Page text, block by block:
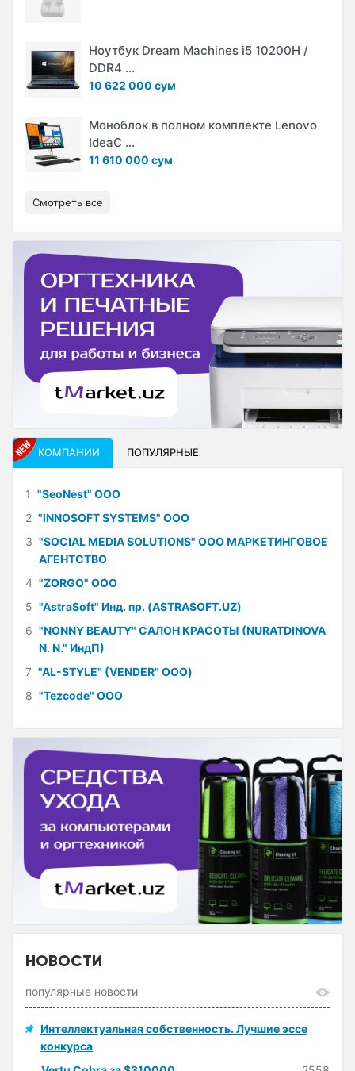
Ноутбук Dream Machines i5 10200H /
DDR4 ...
10 622 000 сум
Моноблок в полном комплекте Lenovo
IdeaC ...
11 610 000 сум
Смотреть все
КОМПАНИИ ПОПУЛЯРНЫЕ
1 "SeoNest" ООО
2 "INNOSOFT SYSTEMS" ООО
3 "SOCIAL MEDIA SOLUTIONS" ООО МАРКЕТИНГОВОЕ
АГЕНТСТВО
4 "ZORGO" ООО
5 "AstraSoft" Инд. пр. (ASTRASOFT.UZ)
6 "NONNY BEAUTY" САЛОН КРАСОТЫ (NURATDINOVA
N. N." ИндП)
7 "AL-STYLE" (VENDER" ООО)
8 "Tezcode" ООО
НОВОСТИ
популярные новости
Интеллектуальная собственность. Лучшие эссе
конкурса